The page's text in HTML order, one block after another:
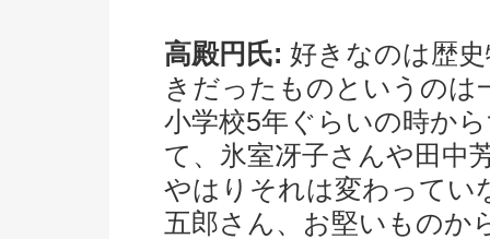
高殿円氏: 好きなのは歴
きだったものというのは
小学校5年ぐらいの時か
て、氷室冴子さんや田中
やはりそれは変わってい
五郎さん、お堅いものか